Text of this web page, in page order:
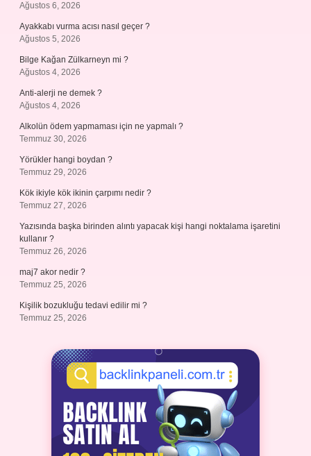
Ağustos 6, 2026
Ayakkabı vurma acısı nasıl geçer ?
Ağustos 5, 2026
Bilge Kağan Zülkarneyn mi ?
Ağustos 4, 2026
Anti-alerji ne demek ?
Ağustos 4, 2026
Alkolün ödem yapmaması için ne yapmalı ?
Temmuz 30, 2026
Yörükler hangi boydan ?
Temmuz 29, 2026
Kök ikiyle kök ikinin çarpımı nedir ?
Temmuz 27, 2026
Yazısında başka birinden alıntı yapacak kişi hangi noktalama işaretini
kullanır ?
Temmuz 26, 2026
maj7 akor nedir ?
Temmuz 25, 2026
Kişilik bozukluğu tedavi edilir mi ?
Temmuz 25, 2026